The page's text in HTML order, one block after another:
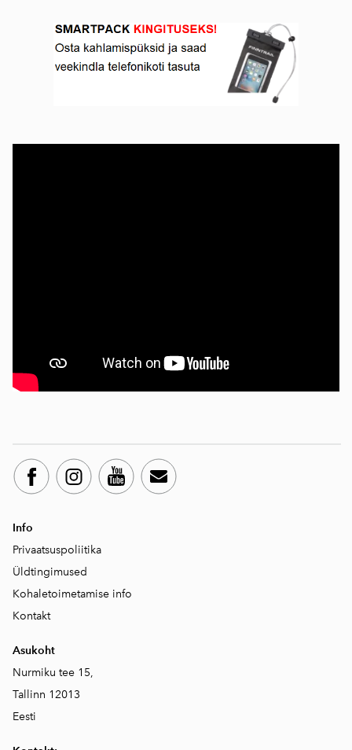
Info
Privaatsuspoliitika
Üldtingimused
Kohaletoimetamise info
Kontakt
Asukoht
Nurmiku tee 15,
Tallinn 12013
Eesti